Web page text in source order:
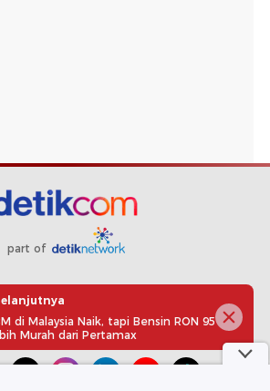
part of
Media Siber Karir
Kotak Pos
Privacy Policy Disclaimer
di Malaysia Naik, tapi Bensin RON 95
Murah dari Pertamax